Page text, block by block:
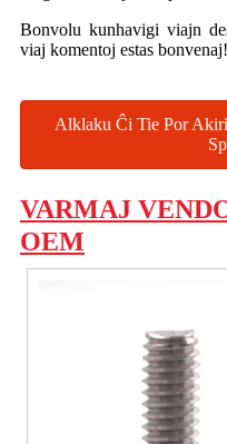
Bonvolu kunhavigi viajn
viaj komentoj estas bonvenaj!
Alklaku Ĉi Tie Por Akiri
VARMAJ
OEM